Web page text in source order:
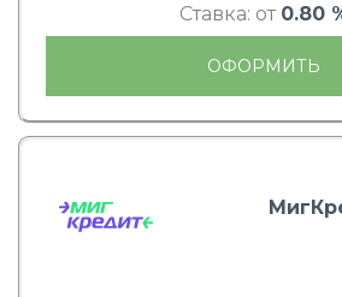
Ставка: от 0.80
ОФОРМИТЬ